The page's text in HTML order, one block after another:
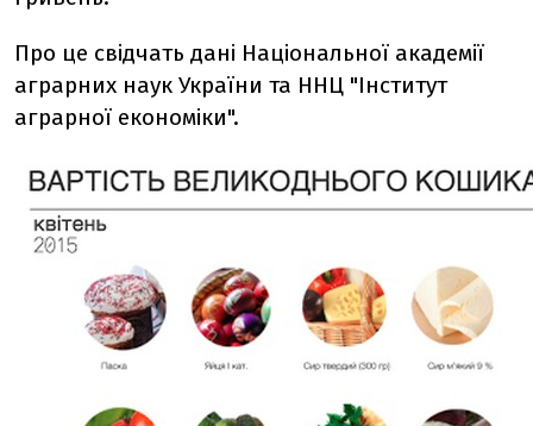
Про це свідчать дані Національної академії
аграрних наук України та ННЦ "Інститут
аграрної економіки".